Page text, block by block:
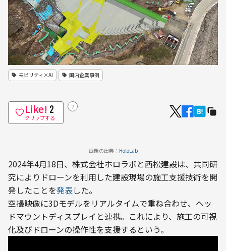
モビリティ×AI 国内企業事例
Like! 2
クリップする
？
画像の出典： HoloLab
2024年4月18日、株式会社ホロラボと西松建設は、共同研
究によりドローンを利用した建設現場の施工支援技術を開
発したことを発表した。
空撮映像に3Dモデルをリアルタイムで重ね合わせ、ヘッ
ドマウントディスプレイと連携。これにより、施工の可視
化及びドローンの操作性を支援するという。